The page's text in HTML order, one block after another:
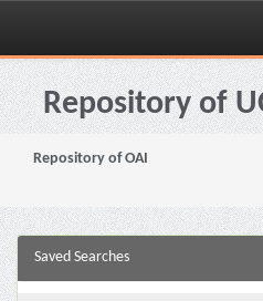
Skip
navigationRepository of
Repository of OAI
Saved Searches